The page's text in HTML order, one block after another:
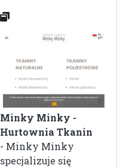
Minky Minky -
Hurtownia Tkanin
- Minky Minky
specjalizuje się